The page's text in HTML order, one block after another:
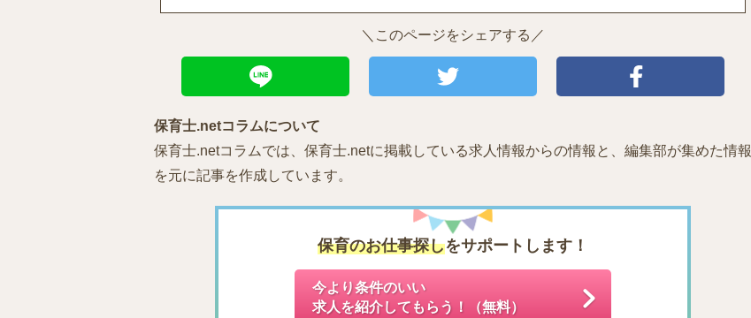
＼このページをシェアする／
保育士.netコラムについて
保育士.netコラムでは、保育士.netに掲載している求人情報からの情報と、編集部が集めた情報
を元に記事を作成しています。
保育のお仕事探しをサポートします！
今より条件のいい
求人を紹介してもらう！（無料）